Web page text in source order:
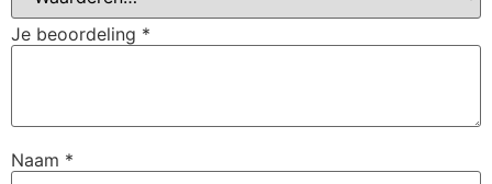
Je beoordeling *
Naam *